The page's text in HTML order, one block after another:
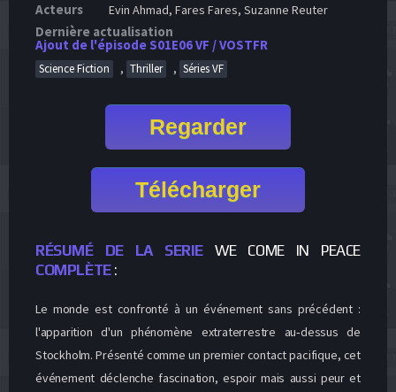
Acteurs Evin Ahmad, Fares Fares, Suzanne Reuter
Dernière actualisation
Ajout de l'épisode S01E06 VF / VOSTFR
Science Fiction , Thriller , Séries VF
Regarder
Télécharger
RÉSUMÉ DE LA SERIE WE COME IN PEACE
COMPLÈTE:
Le monde est confronté à un événement sans précédent :
l'apparition d'un phénomène extraterrestre au‑dessus de
Stockholm. Présenté comme un premier contact pacifique, cet
événement déclenche fascination, espoir mais aussi peur et